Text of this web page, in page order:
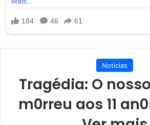
Noticias
Tragédia: O
m0rreu aos 11